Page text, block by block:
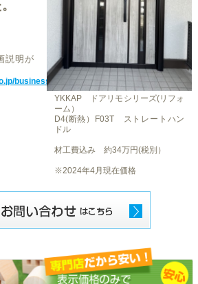
説明が
business/channel/player/?
YKKAP ドアリモシリーズ(リフォ
ーム）
D4(断熱）F03T ストレートハン
ドル
材工費込み 約34万円(税別）
※2024年4月現在価格